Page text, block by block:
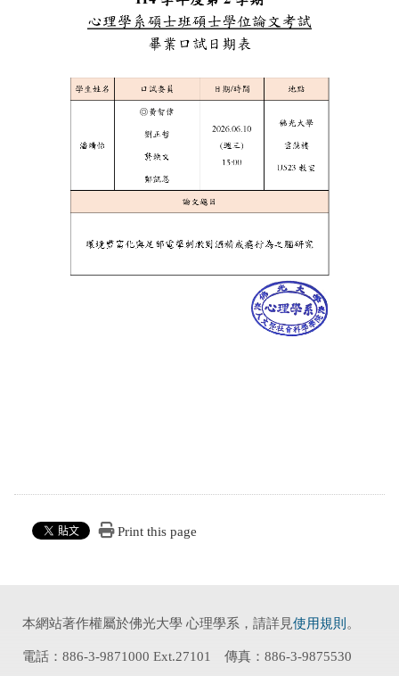
Print this page
本網站著作權屬於佛光大學 心理學系，請詳見使用規則 。
電話：886-3-9871000 Ext.27101 傳真：886-3-9875530